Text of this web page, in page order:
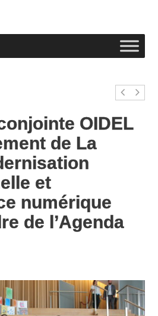
OIDEL
de La
et
numérique
de l’Agenda